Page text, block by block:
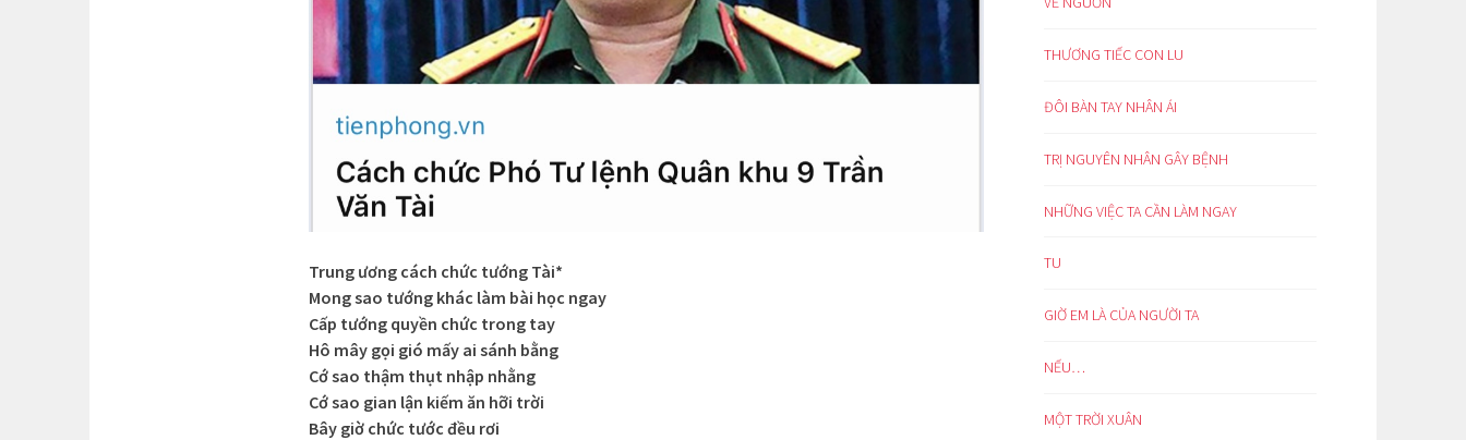
Trung ương cách chức tướng Tài*
Mong sao tướng khác làm bài học ngay
Cấp tướng quyền chức trong tay
Hô mây gọi gió mấy ai sánh bằng
Cớ sao thậm thụt nhập nhằng
Cớ sao gian lận kiếm ăn hỡi trời
Bây giờ chức tước đều rơi
THƯƠNG TIẾC CON LU
ĐÔI BÀN TAY NHÂN ÁI
TRỊ NGUYÊN NHÂN GÂY BỆNH
NHỮNG VIỆC TA CẦN LÀM NGAY
TU
GIỜ EM LÀ CỦA NGƯỜI TA
NẾU…
MỘT TRỜI XUÂN